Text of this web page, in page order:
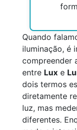
Quando
iluminação, é
compreender
entre Lux e
dois termos
diretamente
luz, mas
diferentes.